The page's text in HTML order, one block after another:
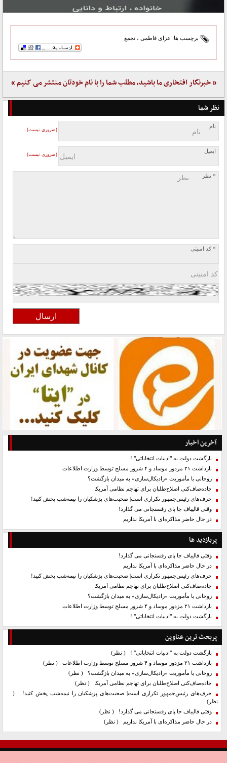
برچسب ها: عزای فاطمی ، تجمع
« خبرنگار افتخاری ما باشید، مطلب شما را با نام خودتان منتشر می کنیم »
نظر شما
نام
(ضروری نیست)
ایمیل
(ضروری نیست)
* نظر
* کد امنیتی
آخرین اخبار
بازگشت دولت به "ادبیات انتخاباتی" !
بازداشت ۲۱ مزدور موساد و ۴ شرور مسلح توسط وزارت اطلاعات
روحانی با مأموریت «رادیکال‌سازی» به میدان بازگشت؟
جاده‌صاف‌کنی اصلاح‌طلبان برای تهاجم نظامی آمریکا
حرف‌های رئیس‌جمهور تکراری است| صحبت‌های پزشکیان را نیمه‌شب پخش کنید!
وقتی قالیباف جا پای رفسنجانی می گذارد!
در حال حاضر مذاکره‌ای با آمریکا نداریم
پربازدید ها
وقتی قالیباف جا پای رفسنجانی می گذارد!
در حال حاضر مذاکره‌ای با آمریکا نداریم
حرف‌های رئیس‌جمهور تکراری است| صحبت‌های پزشکیان را نیمه‌شب پخش کنید!
جاده‌صاف‌کنی اصلاح‌طلبان برای تهاجم نظامی آمریکا
روحانی با مأموریت «رادیکال‌سازی» به میدان بازگشت؟
بازداشت ۲۱ مزدور موساد و ۴ شرور مسلح توسط وزارت اطلاعات
بازگشت دولت به "ادبیات انتخاباتی" !
پربحث ترین عناوین
بازگشت دولت به "ادبیات انتخاباتی" ! ( نظر)
بازداشت ۲۱ مزدور موساد و ۴ شرور مسلح توسط وزارت اطلاعات
( نظر)
روحانی با مأموریت «رادیکال‌سازی» به میدان بازگشت؟ ( نظر)
جاده‌صاف‌کنی اصلاح‌طلبان برای تهاجم نظامی آمریکا
( نظر)
حرف‌های رئیس‌جمهور تکراری است| صحبت‌های پزشکیان را نیمه‌شب پخش کنید!
(
نظر)
وقتی قالیباف جا پای رفسنجانی می گذارد! ( نظر)
در حال حاضر مذاکره‌ای با آمریکا نداریم
( نظر)